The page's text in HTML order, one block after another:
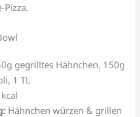
Pizza.
gegrilltes Hähnchen, 150g
1 TL
Hähnchen würzen & grillen